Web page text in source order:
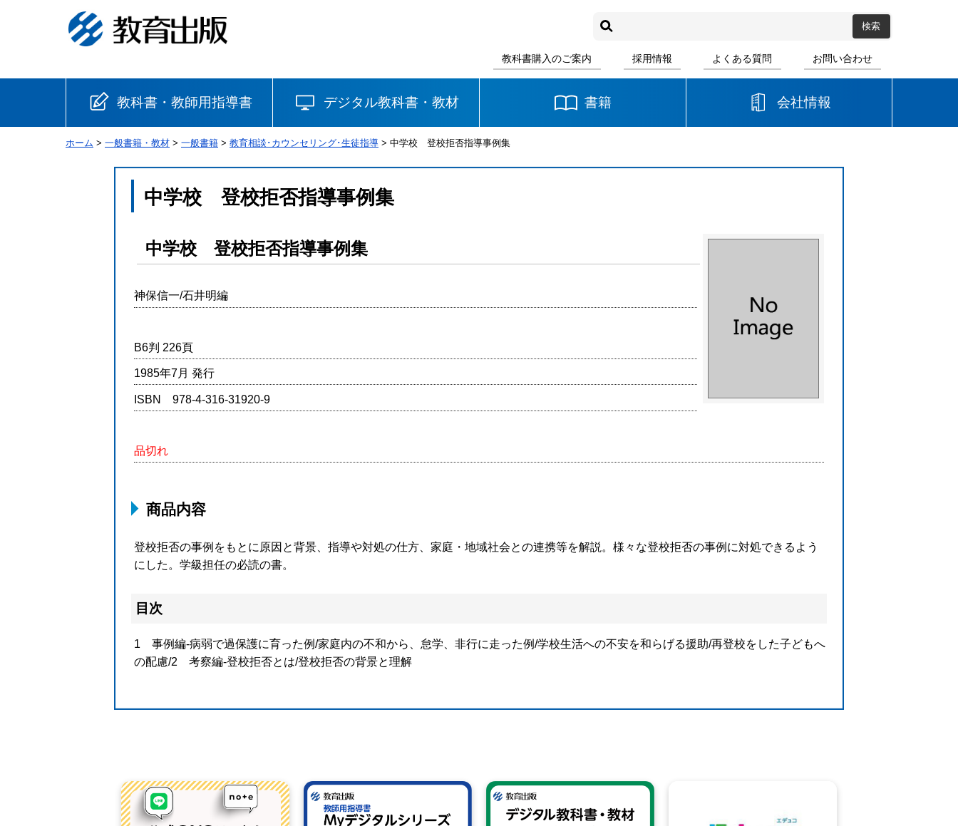
教科書購入のご案内 採用情報 よくある質問 お問い合わせ
教科書・教師用指導書
小学校
書写 社会
英語 道徳
中学校
国語
英語 道徳
デジタル教科書・教材 書籍 会社情報
ホーム > 一般書籍・教材 > 一般書籍 > 教育相談･カウンセリング･生徒指導 > 中学校 登校拒否指導事例集
中学校 登校拒否指導事例集
中学校 登校拒否指導事例集
神保信一/石井明編
B6判 226頁
1985年7月 発行
ISBN 978-4-316-31920-9
品切れ
商品内容
登校拒否の事例をもとに原因と背景、指導や対処の仕方、家庭・地域社会との連携等を解説。様々な登校拒否の事例に対処できるよう
にした。学級担任の必読の書。
目次
1 事例編-病弱で過保護に育った例/家庭内の不和から、怠学、非行に走った例/学校生活への不安を和らげる援助/再登校をした子どもへ
の配慮/2 考察編-登校拒否とは/登校拒否の背景と理解